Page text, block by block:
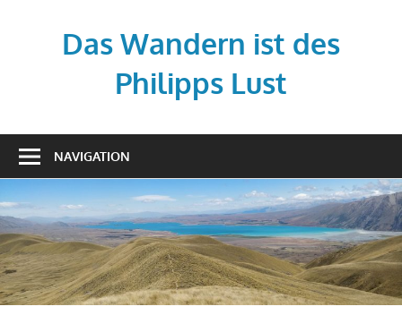
Das Wandern ist des
Philipps Lust
beautifully
told
–
Created
with
WordPress
managed
NAVIGATION